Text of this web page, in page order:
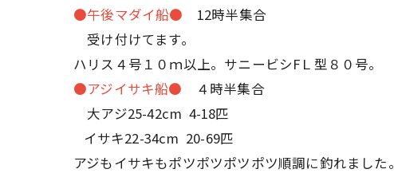
●午後マダイ船● 12時半集合
受け付けてます。
ハリス４号１０ｍ以上。サニービシFＬ型８０号。
●アジイサキ船● ４時半集合
大アジ25-42cm 4-18匹
イサキ22-34cm 20-69匹
アジもイサキもポツポツポツポツ順調に釣れました。